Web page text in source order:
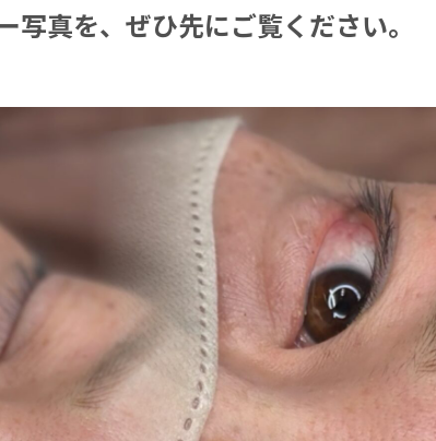
写真を、ぜひ先にご覧ください。